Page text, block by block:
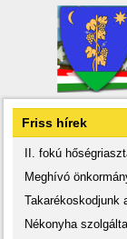
Friss hírek
II. fokú
Meghívó
Takarékoskodjunk
Nékonyha